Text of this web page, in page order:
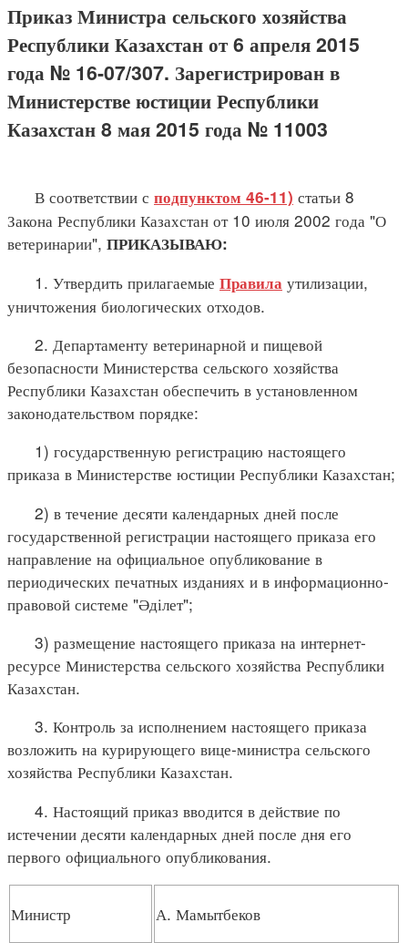
Приказ Министра сельского хозяйства
Республики Казахстан от 6 апреля 2015
года № 16-07/307. Зарегистрирован в
Министерстве юстиции Республики
Казахстан 8 мая 2015 года № 11003
В соответствии с подпунктом 46-11) статьи 8
Закона Республики Казахстан от 10 июля 2002 года "О
ветеринарии", ПРИКАЗЫВАЮ:
1. Утвердить прилагаемые Правила утилизации,
уничтожения биологических отходов.
2. Департаменту ветеринарной и пищевой
безопасности Министерства сельского хозяйства
Республики Казахстан обеспечить в установленном
законодательством порядке:
1) государственную регистрацию настоящего
приказа в Министерстве юстиции Республики Казахстан;
2) в течение десяти календарных дней после
государственной регистрации настоящего приказа его
направление на официальное опубликование в
периодических печатных изданиях и в информационно-
правовой системе "Әділет";
3) размещение настоящего приказа на интернет-
ресурсе Министерства сельского хозяйства Республики
Казахстан.
3. Контроль за исполнением настоящего приказа
возложить на курирующего вице-министра сельского
хозяйства Республики Казахстан.
4. Настоящий приказ вводится в действие по
истечении десяти календарных дней после дня его
первого официального опубликования.
Министр А. Мамытбеков